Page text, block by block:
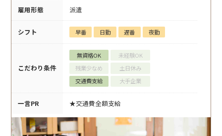
雇用形態 派遣
シフト 早番 日勤 遅番 夜勤
こだわり条件
無資格OK
未経験OK
残業少なめ
土日休み
交通費支給
大手企業
一言PR ★交通費全額支給